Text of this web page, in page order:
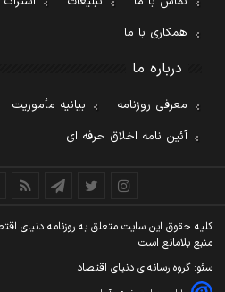
همکاری با ما
درباره ما
معرفی روزنامه
بیانیه مأموریت
آئین نامه اخلاق حرفه ای
کليه حقوق اين سايت متعلق به روزنامه دنيای
منبع بلامانع است
سئو: گروه رسانه‌ای دنیای اقتصاد